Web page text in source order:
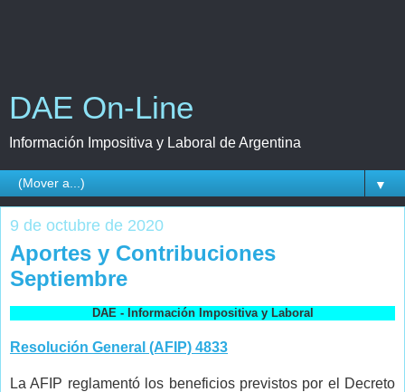
DAE On-Line
Información Impositiva y Laboral de Argentina
▼
9 de octubre de 2020
Aportes y Contribuciones
Septiembre
DAE - Información Impositiva y Laboral
Resolución General (AFIP) 4833
La AFIP reglamentó los beneficios previstos por el Decreto